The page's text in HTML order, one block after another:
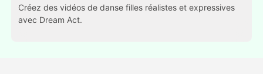
Créez des vidéos de danse filles réalistes et expressives
avec Dream Act.